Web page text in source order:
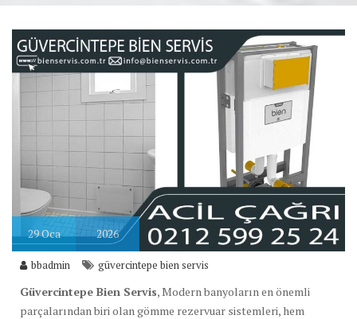
29Oca 2026
bbadmin güvercintepe bien servis
Güvercintepe Bien Servis, Modern banyoların en önemli
parçalarından biri olan gömme rezervuar sistemleri, hem